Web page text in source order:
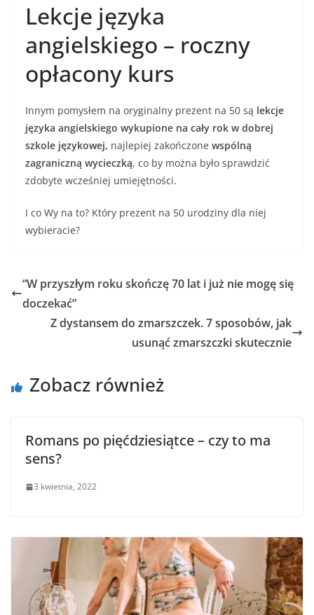
Lekcje języka
angielskiego – roczny
opłacony kurs
Innym pomysłem na oryginalny prezent na 50 są lekcje
języka angielskiego wykupione na cały rok w dobrej
szkole językowej, najlepiej zakończone wspólną
zagraniczną wycieczką, co by można było sprawdzić
zdobyte wcześniej umiejętności.
I co Wy na to? Który prezent na 50 urodziny dla niej
wybieracie?
“W przyszłym roku skończę 70 lat i już nie mogę się
doczekać”
Z dystansem do zmarszczek. 7 sposobów, jak
usunąć zmarszczki skutecznie
Zobacz również
Romans po pięćdziesiątce – czy to ma
sens?
3 kwietnia, 2022